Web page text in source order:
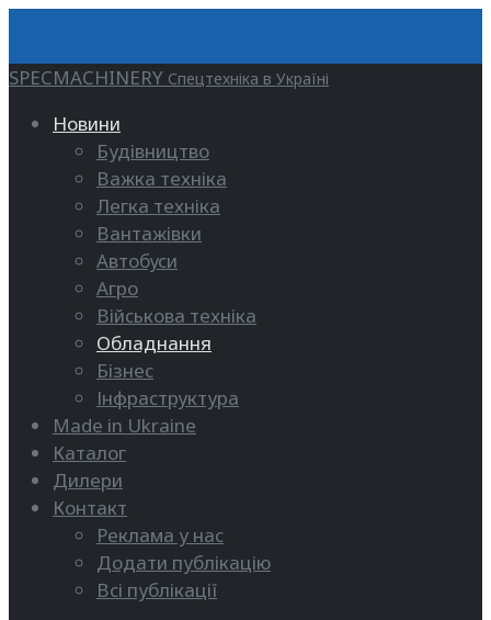
SPECMACHINERY Спецтехніка в Україні
Новини
Будівництво
Важка техніка
Легка техніка
Вантажівки
Автобуси
Агро
Військова техніка
Обладнання
Бізнес
Інфраструктура
Made in Ukraine
Каталог
Дилери
Контакт
Реклама у нас
Додати публікацію
Всі публікації